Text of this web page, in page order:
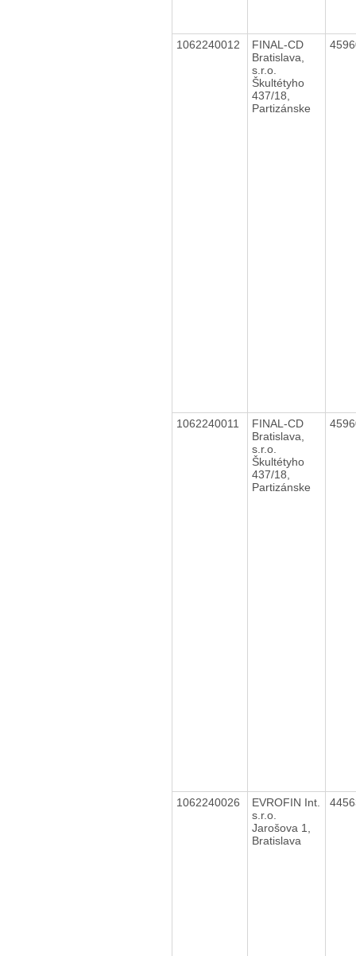
1062240012
FINAL-CD
Bratislava,
s.r.o.
Škultétyho
437/18,
Partizánske
1062240011
FINAL-CD
Bratislava,
s.r.o.
Škultétyho
437/18,
Partizánske
1062240026
EVROFIN Int.
s.r.o.
Jarošova 1,
Bratislava